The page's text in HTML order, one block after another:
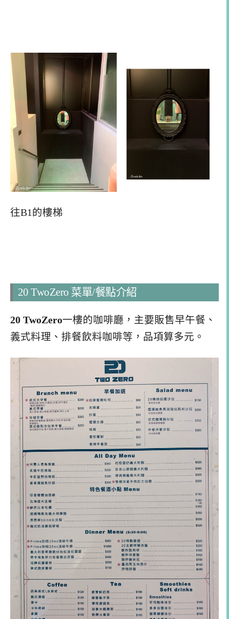
往B1的樓梯
20 TwoZero 菜單/餐點介紹
20 TwoZero一樓的咖啡廳，主要販售早午餐、
義式料理、排餐飲料咖啡等，品項算多元。